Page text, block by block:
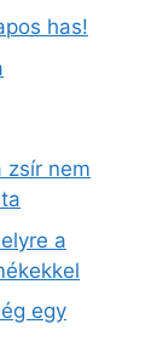
has!
zsír nem
a
egy